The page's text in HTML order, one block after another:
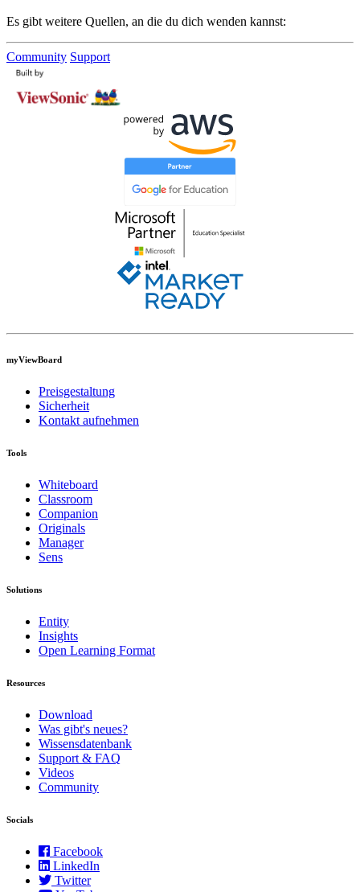
Es gibt weitere Quellen, an die du dich wenden kannst:
Community Support
myViewBoard
Preisgestaltung
Sicherheit
Kontakt aufnehmen
Tools
Whiteboard
Classroom
Companion
Originals
Manager
Sens
Solutions
Entity
Insights
Open Learning Format
Resources
Download
Was gibt's neues?
Wissensdatenbank
Support & FAQ
Videos
Community
Socials
Facebook
LinkedIn
Twitter